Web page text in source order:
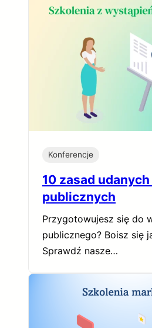
Konferencje
10 zasad
publicznych
Przygotowujesz się do
publicznego? Boisz się
Sprawdź nasze…